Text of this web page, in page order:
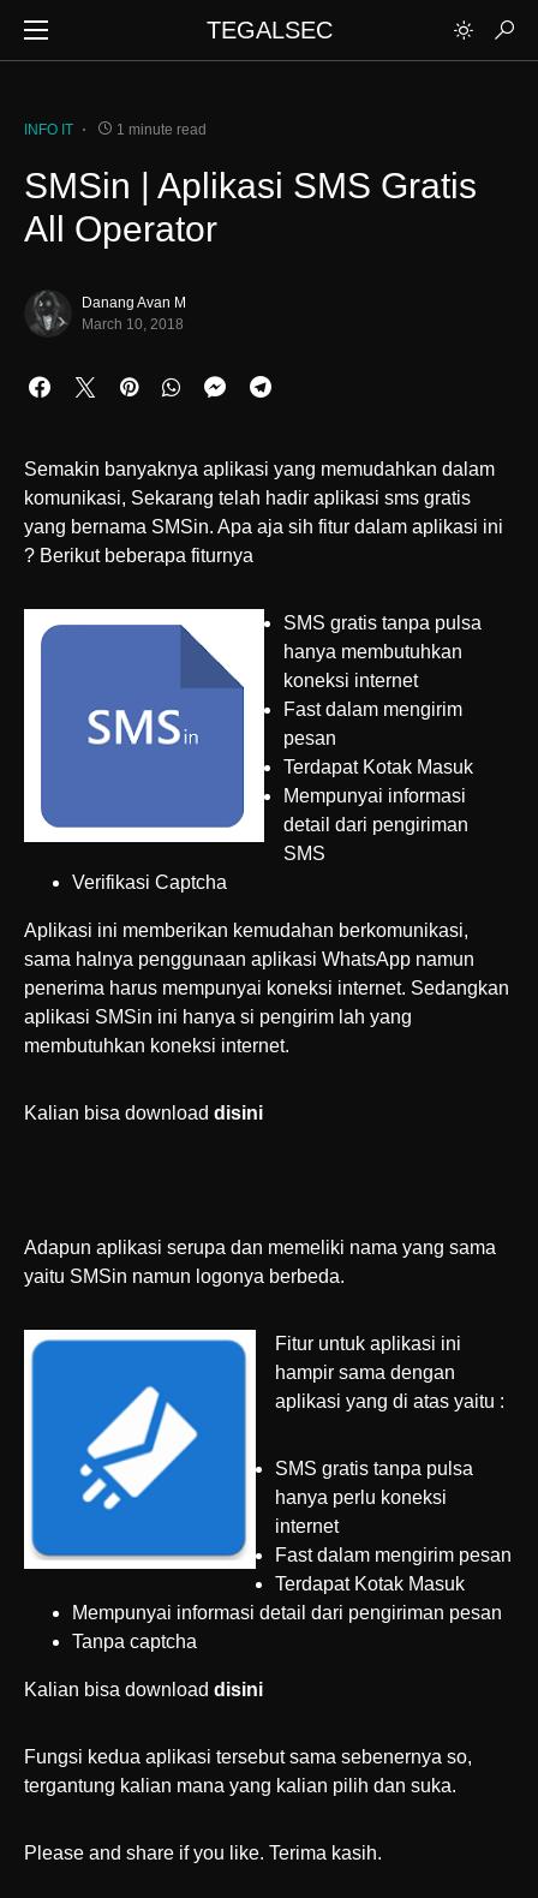
TEGALSEC
INFO IT 1 minute read
SMSin | Aplikasi SMS Gratis
All Operator
Danang Avan M
March 10, 2018
Semakin banyaknya aplikasi yang memudahkan dalam
komunikasi, Sekarang telah hadir aplikasi sms gratis
yang bernama SMSin. Apa aja sih fitur dalam aplikasi ini
? Berikut beberapa fiturnya
SMS gratis tanpa pulsa
hanya membutuhkan
koneksi internet
Fast dalam mengirim
pesan
Terdapat Kotak Masuk
Mempunyai informasi
detail dari pengiriman
SMS
Verifikasi Captcha
Aplikasi ini memberikan kemudahan berkomunikasi,
sama halnya penggunaan aplikasi WhatsApp namun
penerima harus mempunyai koneksi internet. Sedangkan
aplikasi SMSin ini hanya si pengirim lah yang
membutuhkan koneksi internet.
Kalian bisa download disini
Adapun aplikasi serupa dan memeliki nama yang sama
yaitu SMSin namun logonya berbeda.
Fitur untuk aplikasi ini
hampir sama dengan
aplikasi yang di atas yaitu :
SMS gratis tanpa pulsa
hanya perlu koneksi
internet
Fast dalam mengirim pesan
Terdapat Kotak Masuk
Mempunyai informasi detail dari pengiriman pesan
Tanpa captcha
Kalian bisa download disini
Fungsi kedua aplikasi tersebut sama sebenernya so,
tergantung kalian mana yang kalian pilih dan suka.
Please and share if you like. Terima kasih.